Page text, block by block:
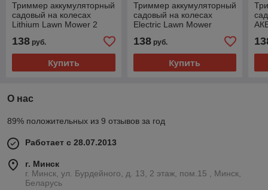
Триммер аккумуляторный
садовый на колесах
Lithium Lawn Mower 2
(КОЛЕСА СЪЕМНЫЕ)
138 руб.
Купить
Триммер аккумуляторный
садовый на колесах
Electric Lawn Mower
СУПЕР -ЦЕНА!
138руб.
Купить
О нас
89% положительных из 9 отзывов за год
Работает с 28.07.2013
г. Минск
г. Минск, ул. Бурдейного, д. 13, 2 этаж, пом.15 , Минск,
Беларусь